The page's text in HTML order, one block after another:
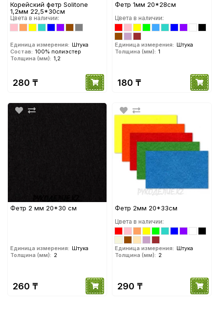
Корейский фетр Solitone
1,2мм 22,5*30см
Цвета в наличии:
Единица измерения: Штука
Состав: 100% полиэстер
Толщина (мм): 1,2
280 ₸
Фетр 1мм 20*28см
Цвета в наличии:
Единица измерения: Штука
Толщина (мм): 1
180 ₸
Фетр 2 мм 20*30 см
Единица измерения: Штука
Толщина (мм): 2
260 ₸
Фетр 2мм 20*33см
Цвета в наличии:
Единица измерения: Штука
Толщина (мм): 2
290 ₸